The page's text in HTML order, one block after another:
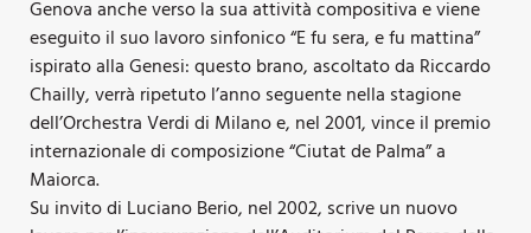
Genova anche verso la sua attività compositiva e viene
eseguito il suo lavoro sinfonico “E fu sera, e fu mattina”
ispirato alla Genesi: questo brano, ascoltato da Riccardo
Chailly, verrà ripetuto l’anno seguente nella stagione
dell’Orchestra Verdi di Milano e, nel 2001, vince il premio
internazionale di composizione “Ciutat de Palma” a
Maiorca.
Su invito di Luciano Berio, nel 2002, scrive un nuovo